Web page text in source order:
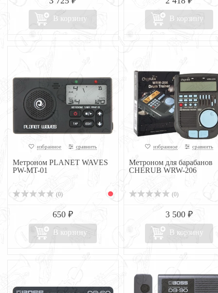
В корзину В корзину
избранное сравнить
Метроном PLANET WAVES
PW-MT-01
(0)
650 ₽
В корзину
избранное сравнить
Метроном для барабанов
CHERUB WRW-206
(0)
3 500 ₽
В корзину